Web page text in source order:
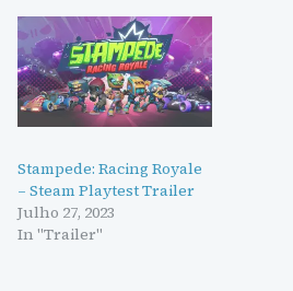
Stampede: Racing Royale
– Steam Playtest Trailer
Julho 27, 2023
In "Trailer"